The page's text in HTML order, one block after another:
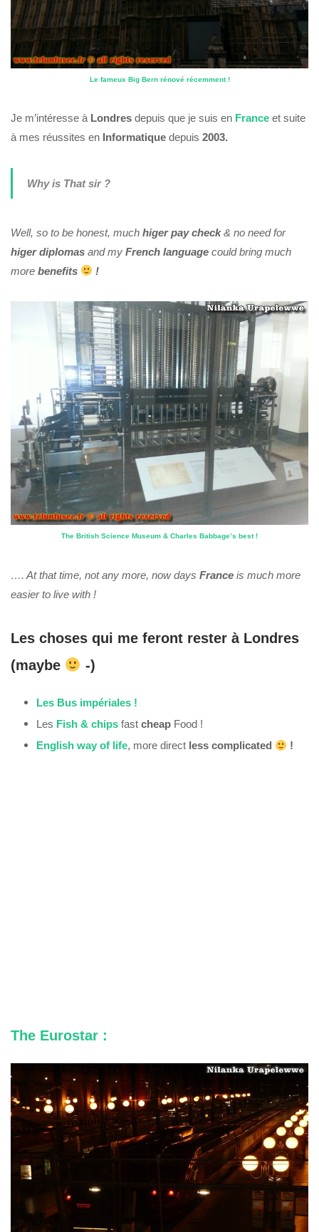
Le fameux Big Bern rénové récemment !
Je m’intéresse à Londres depuis que je suis en France et suite
à mes réussites en Informatique depuis 2003.
Why is That sir ?
Well, so to be honest, much higer pay check& no need for
higer diplomas and my French language could bring much
more benefits !
The British Science Museum & Charles Babbage’s best !
…. At that time, not any more, now days France is much more
easier to live with !
Les choses qui me feront rester à Londres
(maybe
-)
Les Bus impériales !
Les Fish & chips fast cheap Food !
English way of life, more direct less complicated !
The Eurostar :